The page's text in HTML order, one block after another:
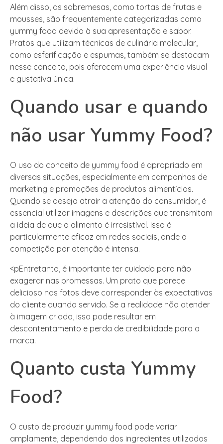
Além disso, as sobremesas, como tortas de frutas e
mousses, são frequentemente categorizadas como
yummy food devido à sua apresentação e sabor.
Pratos que utilizam técnicas de culinária molecular,
como esferificação e espumas, também se destacam
nesse conceito, pois oferecem uma experiência visual
e gustativa única.
Quando usar e quando
não usar Yummy Food?
O uso do conceito de yummy food é apropriado em
diversas situações, especialmente em campanhas de
marketing e promoções de produtos alimentícios.
Quando se deseja atrair a atenção do consumidor, é
essencial utilizar imagens e descrições que transmitam
a ideia de que o alimento é irresistível. Isso é
particularmente eficaz em redes sociais, onde a
competição por atenção é intensa.
<pEntretanto, é importante ter cuidado para não
exagerar nas promessas. Um prato que parece
delicioso nas fotos deve corresponder às expectativas
do cliente quando servido. Se a realidade não atender
à imagem criada, isso pode resultar em
descontentamento e perda de credibilidade para a
marca.
Quanto custa Yummy
Food?
O custo de produzir yummy food pode variar
amplamente, dependendo dos ingredientes utilizados